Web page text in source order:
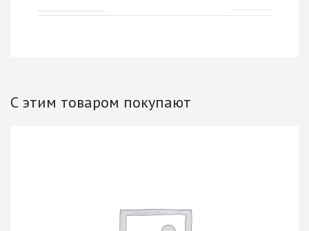
С этим товаром покупают